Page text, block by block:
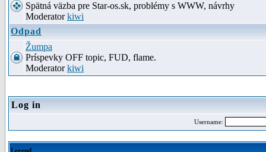
Spätná väzba pre Star-os.sk, problémy s WWW, návrhy
Moderatorkiwi
Odpad
Žumpa
Príspevky OFF topic, FUD, flame.
Moderatorkiwi
Log in
Username:
Legend